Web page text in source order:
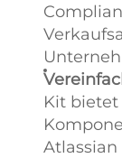
Kit